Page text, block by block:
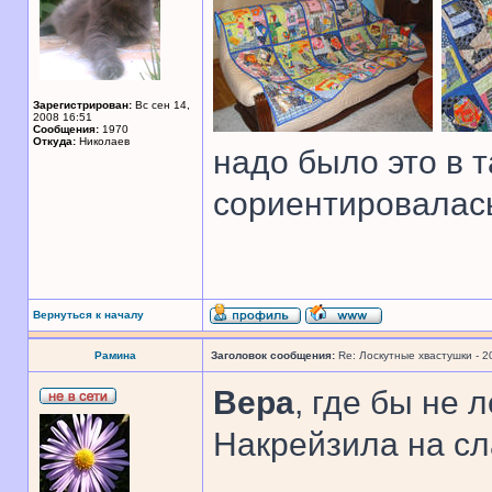
Зарегистрирован: Вс сен 14,
2008 16:51
Сообщения: 1970
Откуда: Николаев
надо было это в
Вернуться к началу
Рамина Заголовок сообщения: Re: Лоскутные хвастушки -
Вера, где бы не
Накрейзила на